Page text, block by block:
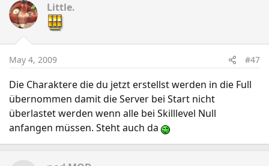
Little.
May 4, 2009 #47
Die Charaktere die du jetzt erstellst werden in die Full
übernommen damit die Server bei Start nicht
überlastet werden wenn alle bei Skilllevel Null
anfangen müssen. Steht auch da